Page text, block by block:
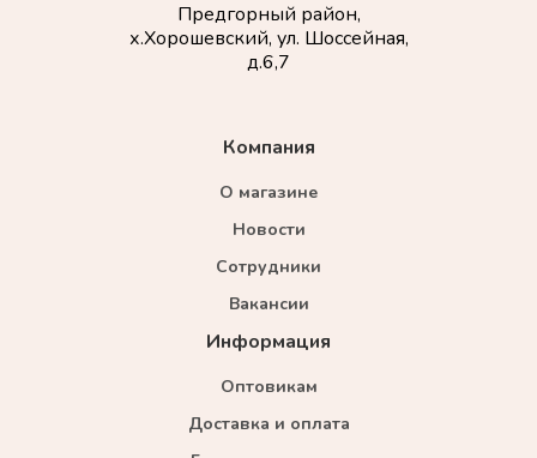
Компания
О магазине
Новости
Сотрудники
Вакансии
Информация
Оптовикам
Доставка и оплата
Предгорный район,
х.Хорошевский, ул. Шоссейная,
д.6,7